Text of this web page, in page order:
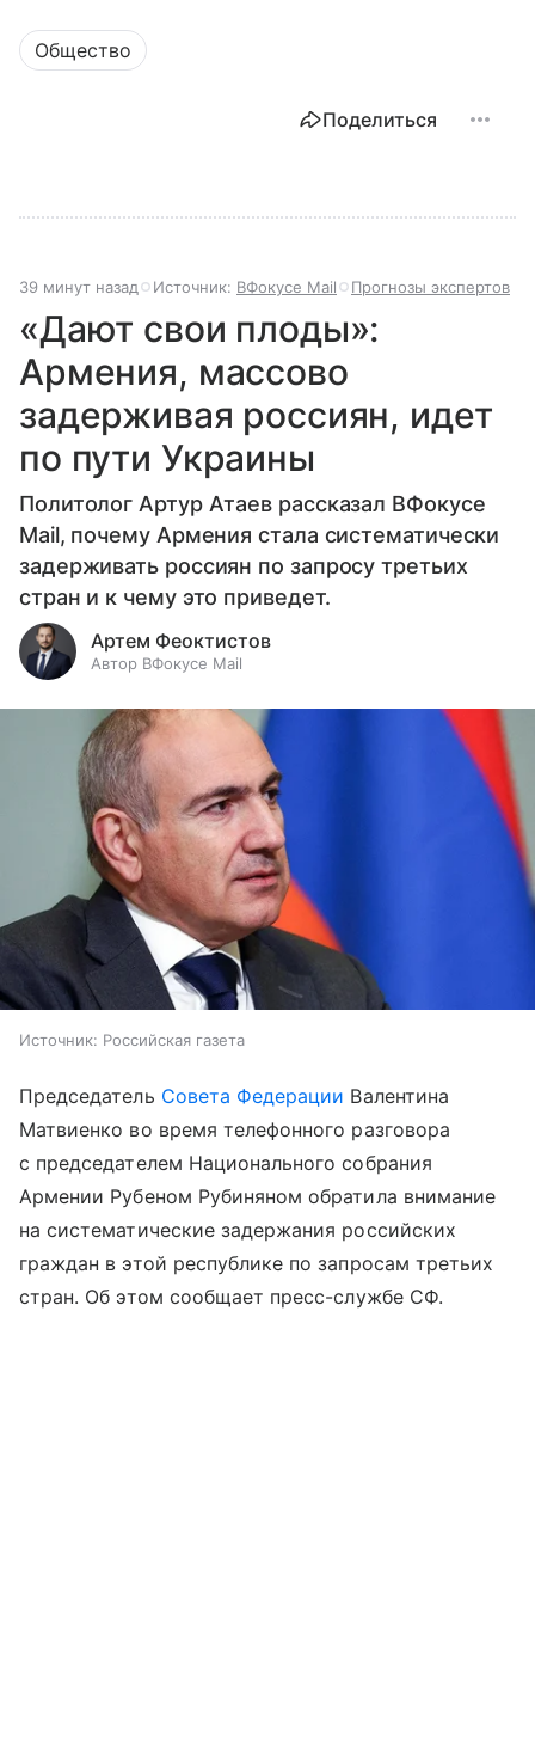
Общество
Поделиться
39 минут назад Источник: ВФокусе Mail Прогнозы экспертов
«Дают свои плоды»:
Армения, массово
задерживая россиян, идет
по пути Украины
Политолог Артур Атаев рассказал ВФокусе
Mail, почему Армения стала систематически
задерживать россиян по запросу третьих
стран и к чему это приведет.
Артем Феоктистов
Автор ВФокусе Mail
Источник: Российская газета
Председатель Совета Федерации Валентина
Матвиенко во время телефонного разговора
с председателем Национального собрания
Армении Рубеном Рубиняном обратила внимание
на систематические задержания российских
граждан в этой республике по запросам третьих
стран. Об этом сообщает пресс-службе СФ.